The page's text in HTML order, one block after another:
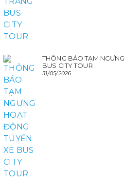
THÔNG BÁO TẠM
BUS CITY TOUR .
31/05/2026